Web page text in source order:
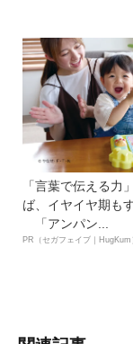
「言葉で伝える力
ば、イヤイヤ期も
「アンパン...
PR（セガフェイブ｜HugKum